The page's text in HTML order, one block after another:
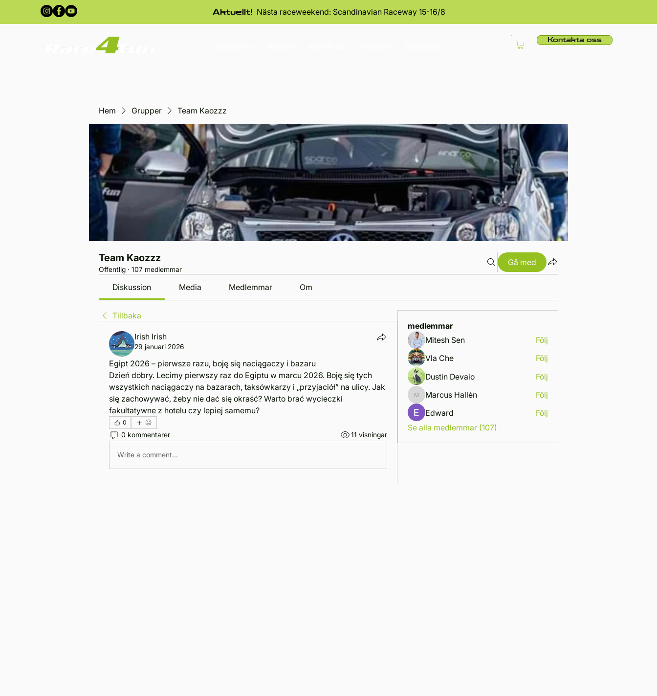
Aktuellt! Nästa raceweekend: Scandinavian Raceway 15-16/8
Kontakta oss
Hem Grupper Team Kaozzz
Team Kaozzz
Offentlig · 107 medlemmar
Gå med
Diskussion Media Medlemmar Om
Tillbaka
Irish Irish
29 januari 2026
Egipt 2026 – pierwsze razu, boję się naciągaczy i bazaru
Dzień dobry. Lecimy pierwszy raz do Egiptu w marcu 2026. Boję się tych
wszystkich naciągaczy na bazarach, taksówkarzy i „przyjaciół” na ulicy. Jak
się zachowywać, żeby nie dać się okraść? Warto brać wycieczki
fakultatywne z hotelu czy lepiej samemu?
0
0 kommentarer 11 visningar
Write a comment...
medlemmar
Mitesh Sen
Följ
Vla Che
Följ
Dustin Devaio
Följ
Marcus Hallén
Marcus Hallén
Följ
Edward
Följ
Se alla medlemmar (107)